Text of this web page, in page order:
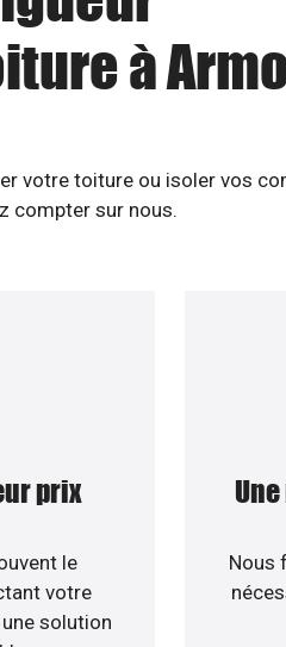
à
votre toiture ou isoler vos
compter sur nous.
prix
le
votre
solution
Nous